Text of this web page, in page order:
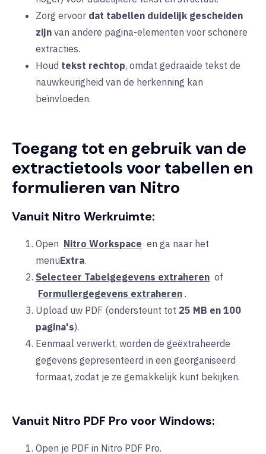
Zorg ervoor dat tabellen duidelijk gescheiden
zijn van andere pagina-elementen voor schonere
extracties.
Houd tekst rechtop, omdat gedraaide tekst de
nauwkeurigheid van de herkenning kan
beïnvloeden.
Toegang tot en gebruik van de
extractietools voor tabellen en
formulieren van Nitro
Vanuit Nitro Werkruimte:
Open Nitro Workspace en ga naar het
menuExtra.
Selecteer Tabelgegevens extraheren of
Formuliergegevens extraheren .
Upload uw PDF (ondersteunt tot 25 MB en 100
pagina's).
Eenmaal verwerkt, worden de geëxtraheerde
gegevens gepresenteerd in een georganiseerd
formaat, zodat je ze gemakkelijk kunt bekijken.
Vanuit Nitro PDF Pro voor Windows:
Open je PDF in Nitro PDF Pro.